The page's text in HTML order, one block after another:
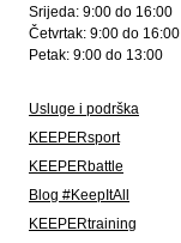
Srijeda: 9:00 do 16:00
Četvrtak: 9:00 do 16:00
Petak: 9:00 do 13:00
Usluge i podrška
KEEPERsport
KEEPERbattle
Blog #KeepItAll
KEEPERtraining